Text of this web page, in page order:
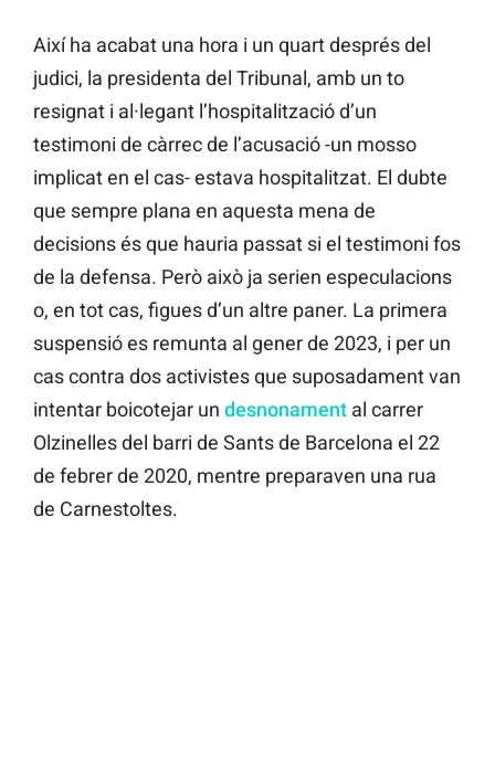
Així ha acabat una hora i un quart després del
judici, la presidenta del Tribunal, amb un to
resignat i al·legant l’hospitalització d’un
testimoni de càrrec de l’acusació -un mosso
implicat en el cas- estava hospitalitzat. El dubte
que sempre plana en aquesta mena de
decisions és que hauria passat si el testimoni fos
de la defensa. Però això ja serien especulacions
o, en tot cas, figues d’un altre paner. La primera
suspensió es remunta al gener de 2023, i per un
cas contra dos activistes que suposadament van
intentar boicotejar un desnonament al carrer
Olzinelles del barri de Sants de Barcelona el 22
de febrer de 2020, mentre preparaven una rua
de Carnestoltes.